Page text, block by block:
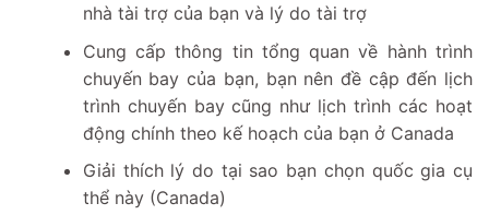
nhà tài trợ của bạn và lý do tài trợ
Cung cấp thông tin tổng quan về hành trình
chuyến bay của bạn, bạn nên đề cập đến lịch
trình chuyến bay cũng như lịch trình các hoạt
động chính theo kế hoạch của bạn ở Canada
Giải thích lý do tại sao bạn chọn quốc gia cụ
thể này (Canada)